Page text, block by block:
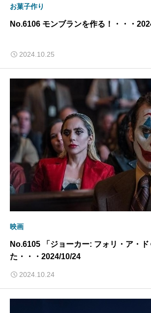
お菓子作り
No.6106 モンブランを作る！・・・
2024.10.25
映画
No.6105 「ジョーカー: フォリ・ア・
た・・・2024/10/24
2024.10.24